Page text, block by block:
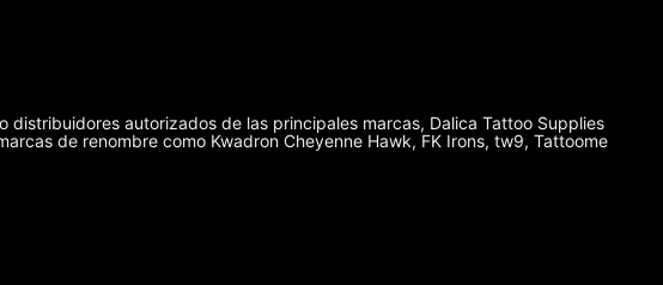
autorizados de las principales marcas, Dalica Tattoo Supplies
de renombre como Kwadron Cheyenne Hawk, FK Irons, tw9, Tattoome